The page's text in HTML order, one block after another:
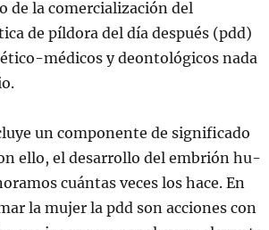
de la comercialización del
de píldora del día después (pdd)
médicos y deontológicos nada
un componente de significado
ello, el desarrollo del embrión hu-
cuántas veces los hace. En
la mujer la pdd son acciones con